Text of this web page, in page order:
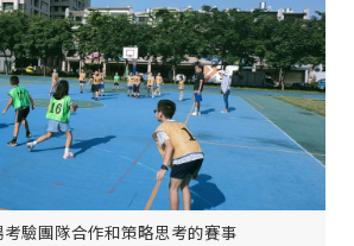
驗團隊合作和策略思考的賽事